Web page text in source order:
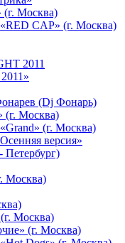
Москва)
CAP» (г. Москва)
2011
(Dj Фонарь)
(г. Москва)
(г. Москва)
версия»
Петербург)
Москва)
Москва)
(г. Москва)